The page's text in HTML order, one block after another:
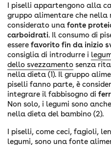
I piselli appartengono alla
gruppo alimentare che nella
considerato una fonte
carboidrati. Il consumo di
essere favorito fin da inizio
consiglia di introdurre i
dello svezzamento senza
nella dieta (1). Il gruppo
piselli fanno parte, è
integrare il fabbisogno di
Non solo, i legumi sono
nella dieta del bambino (2).
I piselli, come ceci, fagioli,
legumi, sono una fonte